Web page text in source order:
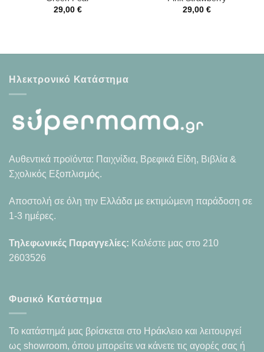
29,00 €
29,00 €
Ηλεκτρονικό Κατάστημα
Αυθεντικά προϊόντα: Παιχνίδια, Βρεφικά Είδη, Βιβλία &
Σχολικός Εξοπλισμός.
Αποστολή σε όλη την Ελλάδα με εκτιμώμενη παράδοση σε
1-3 ημέρες.
Τηλεφωνικές Παραγγελίες: Καλέστε μας στο 210
2603526
Φυσικό Κατάστημα
Το κατάστημά μας βρίσκεται στο Ηράκλειο και λειτουργεί
ως showroom, όπου μπορείτε να κάνετε τις αγορές σας ή